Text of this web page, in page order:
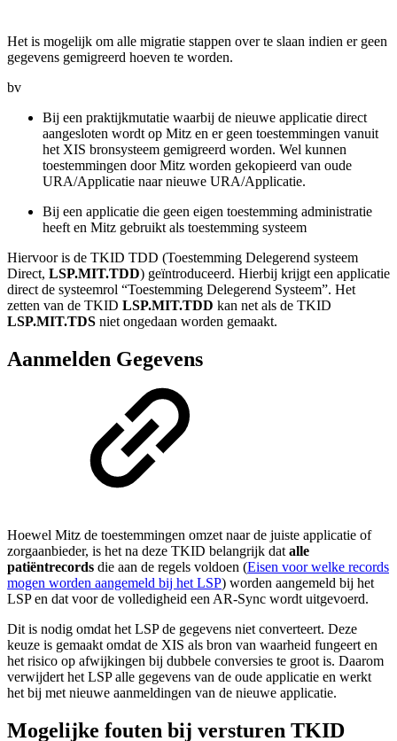
Het is mogelijk om alle migratie stappen over te slaan indien er geen
gegevens gemigreerd hoeven te worden.
bv
Bij een praktijkmutatie waarbij de nieuwe applicatie direct
aangesloten wordt op Mitz en er geen toestemmingen vanuit
het XIS bronsysteem gemigreerd worden. Wel kunnen
toestemmingen door Mitz worden gekopieerd van oude
URA/Applicatie naar nieuwe URA/Applicatie.
Bij een applicatie die geen eigen toestemming administratie
heeft en Mitz gebruikt als toestemming systeem
Hiervoor is de TKID TDD (Toestemming Delegerend systeem
Direct, LSP.MIT.TDD) geïntroduceerd. Hierbij krijgt een applicatie
direct de systeemrol “Toestemming Delegerend Systeem”. Het
zetten van de TKID LSP.MIT.TDD kan net als de TKID
LSP.MIT.TDS niet ongedaan worden gemaakt.
Aanmelden Gegevens
Hoewel Mitz de toestemmingen omzet naar de juiste applicatie of
zorgaanbieder, is het na deze TKID belangrijk dat alle
patiëntrecords die aan de regels voldoen (Eisen voor welke records
mogen worden aangemeld bij het LSP) worden aangemeld bij het
LSP en dat voor de volledigheid een AR-Sync wordt uitgevoerd.
Dit is nodig omdat het LSP de gegevens niet converteert. Deze
keuze is gemaakt omdat de XIS als bron van waarheid fungeert en
het risico op afwijkingen bij dubbele conversies te groot is. Daarom
verwijdert het LSP alle gegevens van de oude applicatie en werkt
het bij met nieuwe aanmeldingen van de nieuwe applicatie.
Mogelijke fouten bij versturen TKID